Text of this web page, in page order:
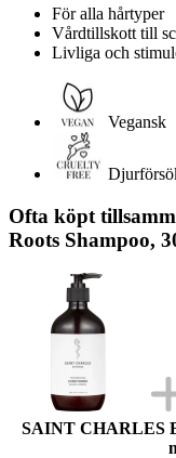
För alla hårtyper
Vårdtillskott till
Livliga och
Vegansk
Ofta köpt
Roots Shampoo,
SAINT CHARLES